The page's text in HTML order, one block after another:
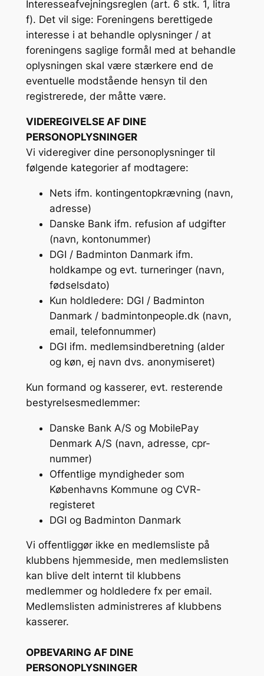
Interesseafvejningsreglen (art. 6 stk. 1, litra
f). Det vil sige: Foreningens berettigede
interesse i at behandle oplysninger / at
foreningens saglige formål med at behandle
oplysningen skal være stærkere end de
eventuelle modstående hensyn til den
registrerede, der måtte være.
VIDEREGIVELSE AF DINE
PERSONOPLYSNINGER
Vi videregiver dine personoplysninger til
følgende kategorier af modtagere:
Nets ifm. kontingentopkrævning (navn,
adresse)
Danske Bank ifm. refusion af udgifter
(navn, kontonummer)
DGI / Badminton Danmark ifm.
holdkampe og evt. turneringer (navn,
fødselsdato)
Kun holdledere: DGI / Badminton
Danmark / badmintonpeople.dk (navn,
email, telefonnummer)
DGI ifm. medlemsindberetning (alder
og køn, ej navn dvs. anonymiseret)
Kun formand og kasserer, evt. resterende
bestyrelsesmedlemmer:
Danske Bank A/S og MobilePay
Denmark A/S (navn, adresse, cpr-
nummer)
Offentlige myndigheder som
Københavns Kommune og CVR-
registeret
DGI og Badminton Danmark
Vi offentliggør ikke en medlemsliste på
klubbens hjemmeside, men medlemslisten
kan blive delt internt til klubbens
medlemmer og holdledere fx per email.
Medlemslisten administreres af klubbens
kasserer.
OPBEVARING AF DINE
PERSONOPLYSNINGER